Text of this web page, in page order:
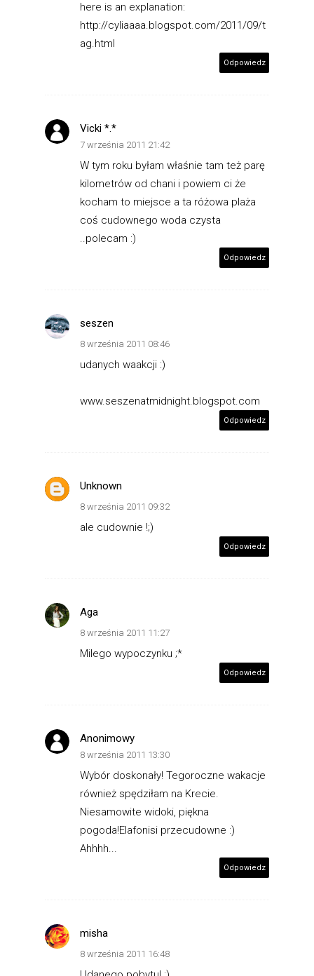
here is an explanation:
http://cyliaaaa.blogspot.com/2011/09/t
ag.html
Odpowiedz
Vicki *.*
7 września 2011 21:42
W tym roku byłam właśnie tam też parę
kilometrów od chani i powiem ci że
kocham to miejsce a ta różowa plaża
coś cudownego woda czysta
..polecam :)
Odpowiedz
seszen
8 września 2011 08:46
udanych waakcji :)
www.seszenatmidnight.blogspot.com
Odpowiedz
Unknown
8 września 2011 09:32
ale cudownie !;)
Odpowiedz
Aga
8 września 2011 11:27
Milego wypoczynku ;*
Odpowiedz
Anonimowy
8 września 2011 13:30
Wybór doskonały! Tegoroczne wakacje
również spędziłam na Krecie.
Niesamowite widoki, piękna
pogoda!Elafonisi przecudowne :)
Ahhhh...
Odpowiedz
misha
8 września 2011 16:48